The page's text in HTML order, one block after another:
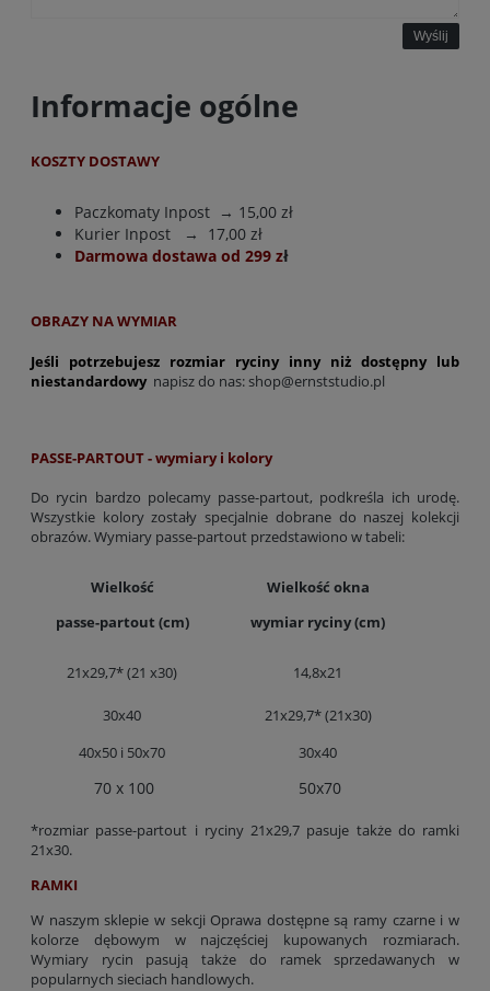
Wyślij
Informacje ogólne
KOSZTY DOSTAWY
Paczkomaty Inpost → 15,00 zł
Kurier Inpost → 17,00 zł
Darmowa dostawa od 299 zł
OBRAZY NA WYMIAR
Jeśli potrzebujesz rozmiar ryciny inny niż dostępny lub
niestandardowy napisz do nas:shop@ernststudio.pl
PASSE-PARTOUT - wymiary i kolory
Do rycin bardzo polecamy passe-partout, podkreśla ich urodę.
Wszystkie kolory zostały specjalnie dobrane do naszej kolekcji
obrazów. Wymiary passe-partout przedstawiono w tabeli:
Wielkość
passe-partout (cm)
Wielkość okna
wymiar ryciny (cm)
21x29,7* (21 x30) 14,8x21
30x40
21x29,7* (21x30)
40x50 i 50x70
30x40
70 x 100 50x70
*rozmiar passe-partout i ryciny 21x29,7 pasuje także do ramki
21x30.
RAMKI
W naszym sklepie w sekcji Oprawa dostępne są ramy czarne i w
kolorze dębowym w najczęściej kupowanych rozmiarach.
Wymiary rycin pasują także do ramek sprzedawanych w
popularnych sieciach handlowych.